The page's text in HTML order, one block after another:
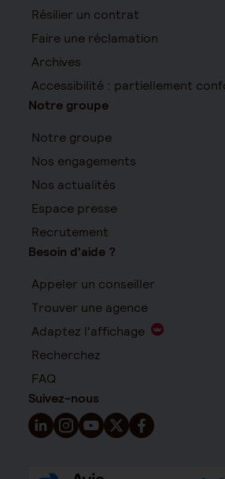
Résilier un contrat
Faire une réclamation
Archives
Accessibilité : partiellement
Notre groupe
Notre groupe
Nos engagements
Nos actualités
Espace presse
Recrutement
Besoin d'aide ?
Appeler un conseiller
Trouver une agence
Adaptez l'affichage
Recherchez
FAQ
Suivez-nous
Suivez-nous sur LinkedIn -
Suivez-nous sur Instagram -
Suivez-nous sur
Suivez-nous sur X -
Suivez-nous